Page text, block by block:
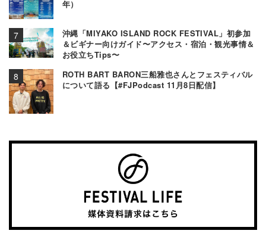
年）
沖縄「MIYAKO ISLAND ROCK FESTIVAL」初参加
＆ビギナー向けガイド〜アクセス・宿泊・観光事情＆
お役立ちTips〜
ROTH BART BARON三船雅也さんとフェスティバル
について語る【#FJPodcast 11月8日配信】